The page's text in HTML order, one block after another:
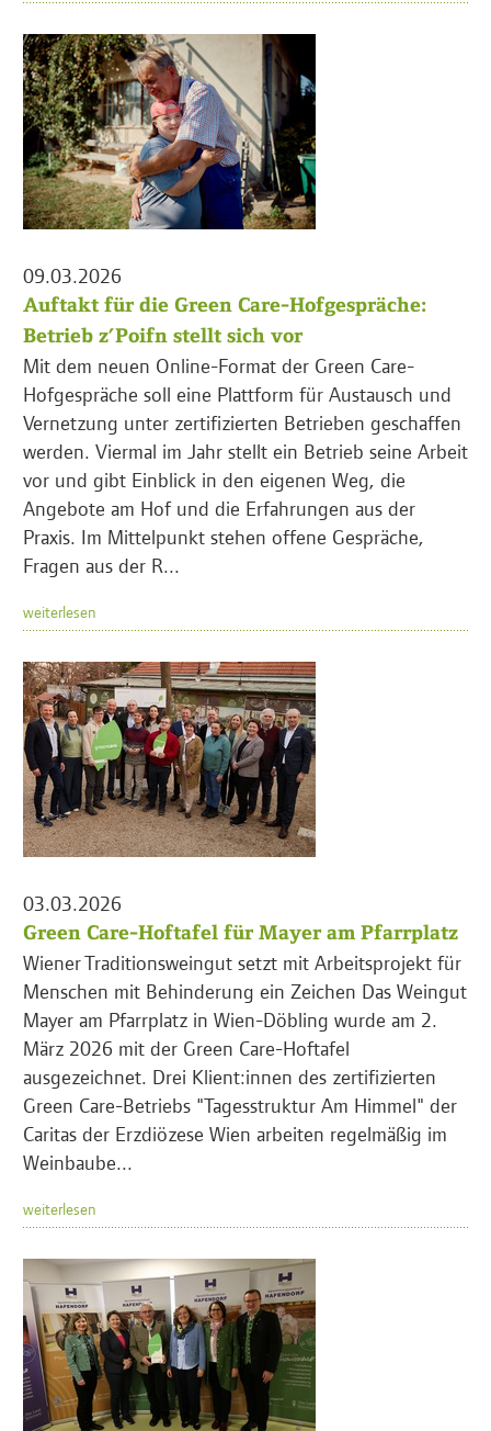
09.03.2026
Auftakt für die Green Care-Hofgespräche:
Betrieb z’Poifn stellt sich vor
Mit dem neuen Online-Format der Green Care-
Hofgespräche soll eine Plattform für Austausch und
Vernetzung unter zertifizierten Betrieben geschaffen
werden. Viermal im Jahr stellt ein Betrieb seine Arbeit
vor und gibt Einblick in den eigenen Weg, die
Angebote am Hof und die Erfahrungen aus der
Praxis. Im Mittelpunkt stehen offene Gespräche,
Fragen aus der R...
weiterlesen
03.03.2026
Green Care-Hoftafel für Mayer am Pfarrplatz
Wiener Traditionsweingut setzt mit Arbeitsprojekt für
Menschen mit Behinderung ein Zeichen Das Weingut
Mayer am Pfarrplatz in Wien-Döbling wurde am 2.
März 2026 mit der Green Care-Hoftafel
ausgezeichnet. Drei Klient:innen des zertifizierten
Green Care-Betriebs "Tagesstruktur Am Himmel" der
Caritas der Erzdiözese Wien arbeiten regelmäßig im
Weinbaube...
weiterlesen